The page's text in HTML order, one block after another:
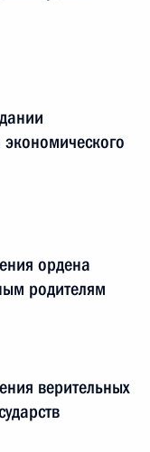
экономического
ордена
родителям
верительных